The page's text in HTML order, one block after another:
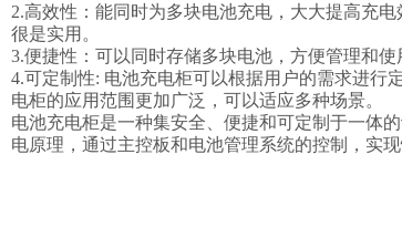
2.高效性：能同时为多块电池充电，大大提高充
很是实用。
3.便捷性：可以同时存储多块电池，方便管理和
4.可定制性: 电池充电柜可以根据用户的需求进行
电柜的应用范围更加广泛，可以适应多种场景。
电池充电柜是一种集安全、便捷和可定制于一体
电原理，通过主控板和电池管理系统的控制，实